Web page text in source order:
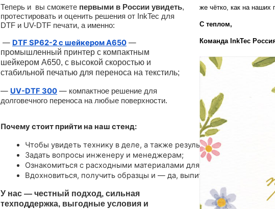
Теперь и вы сможете первыми в России увидеть,
протестировать и оценить решения от InkTec для
DTF и UV-DTF печати, а именно:
— DTF SP62-2 с шейкером A650 —
промышленный принтер с компактным
шейкером А650, с высокой скоростью и
стабильной печатью для переноса на текстиль;
— UV-DTF 300 — компактное решение для
долговечного переноса на любые поверхности.
Почему стоит прийти на наш стенд:
Чтобы увидеть технику в деле, а также результат печати;
Задать вопросы инженеру и менеджерам;
Ознакомиться с расходными материалами для UV-DTF, DTF и
Вдохновиться, получить образцы и — да, выпить хорошего кофе:)
У нас — честный подход, сильная
техподдержка, выгодные условия и
же чётко, как на наших
С теплом,
Команда InkTec